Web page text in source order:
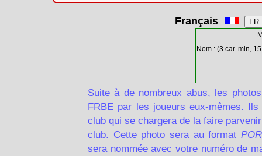
Français
Nom : (3 car. min,
Suite à de nombreux abus, les
FRBE par les joueurs eux-mêmes.
club qui se chargera de la faire
club. Cette photo sera au format
sera nommée avec votre numéro de